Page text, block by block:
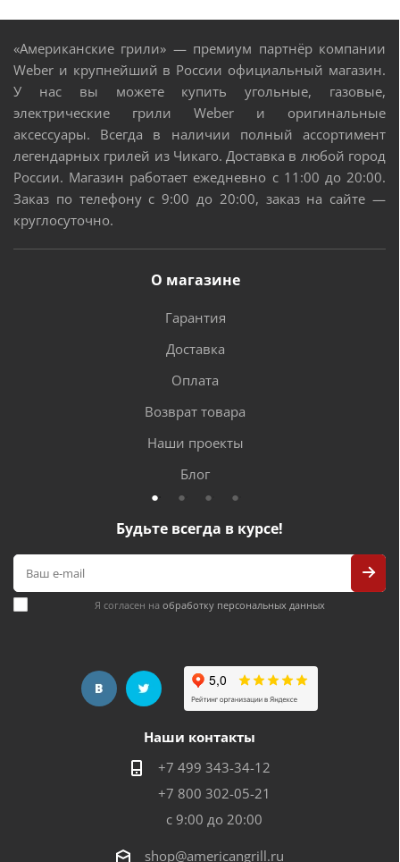
«Американские грили» — премиум партнёр компании
Weber и крупнейший в России официальный магазин.
У нас вы можете купить угольные, газовые,
электрические грили Weber и оригинальные
аксессуары. Всегда в наличии полный ассортимент
легендарных грилей из Чикаго. Доставка в любой город
России. Магазин работает ежедневно с 11:00 до 20:00.
Заказ по телефону с 9:00 до 20:00, заказ на сайте —
круглосуточно.
О магазине
Гарантия
Доставка
Оплата
Возврат товара
Наши проекты
Блог
Будьте всегда в курсе!
Я согласен на обработку персональных данных
Наши контакты
+7 499 343-34-12
+7 800 302-05-21
с 9:00 до 20:00
shop@americangrill.ru